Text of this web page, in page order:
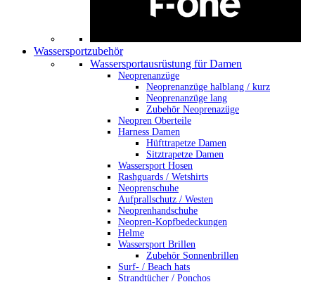
Wassersportzubehör
Wassersportausrüstung für Damen
Neoprenanzüge
Neoprenanzüge halblang / kurz
Neoprenanzüge lang
Zubehör Neoprenazüge
Neopren Oberteile
Harness Damen
Hüfttrapetze Damen
Sitztrapetze Damen
Wassersport Hosen
Rashguards / Wetshirts
Neoprenschuhe
Aufprallschutz / Westen
Neoprenhandschuhe
Neopren-Kopfbedeckungen
Helme
Wassersport Brillen
Zubehör Sonnenbrillen
Surf- / Beach hats
Strandtücher / Ponchos